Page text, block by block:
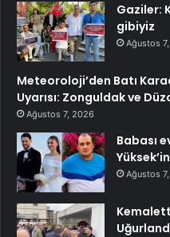
Gaziler:
gibiyiz
Ağustos
Meteoroloji’den Batı
Uyarısı: Zonguldak ve
Ağustos 7, 2026
Babası
Ağustos